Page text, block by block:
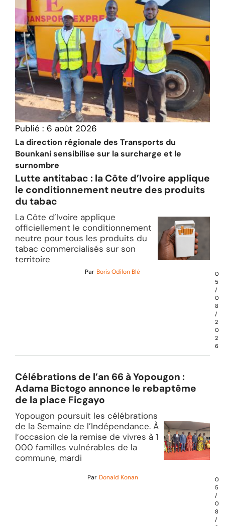
Publié : 6 août 2026
La direction régionale des Transports du
Bounkani sensibilise sur la surcharge et le
surnombre
Lutte antitabac : la Côte d’Ivoire applique
le conditionnement neutre des produits
du tabac
La Côte d’Ivoire applique
officiellement le conditionnement
neutre pour tous les produits du
tabac commercialisés sur son
territoire
Par Boris Odilon Blé
0
5
/
0
8
/
2
0
2
6
Célébrations de l’an 66 à Yopougon :
Adama Bictogo annonce le rebaptême
de la place Ficgayo
Yopougon poursuit les célébrations
de la Semaine de l’Indépendance. À
l’occasion de la remise de vivres à 1
000 familles vulnérables de la
commune, mardi
Par Donald Konan
0
5
/
0
8
/